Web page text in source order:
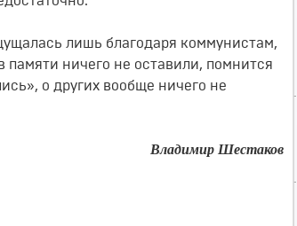
лишь благодаря коммунистам,
ничего не оставили, помнится
о других вообще ничего не
Владимир Шестаков